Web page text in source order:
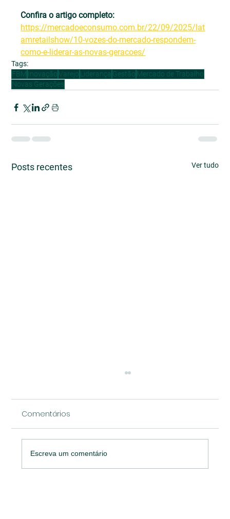
Confira o artigo completo:
https://mercadoeconsumo.com.br/22/09/2025/lat
amretailshow/10-vozes-do-mercado-respondem-
como-e-liderar-as-novas-geracoes/
Tags:
FBM Inovação Varejo Liderança Gestão Mercado de Trabalho
Novas Gerações
Posts recentes Ver tudo
Comentários
Escreva um comentário